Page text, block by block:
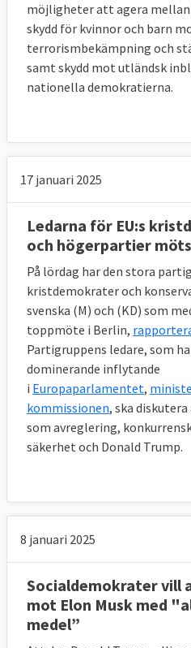
möjligheter att agera mellan
skydd för kvinnor och barn
terrorismbekämpning och
samt skydd mot utländsk
nationella demokratierna.
17 januari 2025
Ledarna för EU:s
och högerpartier
På lördag har den stora
kristdemokrater och
svenska (M) och (KD) som
toppmöte i Berlin,
Partigruppens ledare, som
dominerande inflytande
i Europaparlamentet,
kommissionen, ska
som avreglering,
säkerhet och Donald Trump.
8 januari 2025
Socialdemokrater vill
mot Elon Musk med
medel”